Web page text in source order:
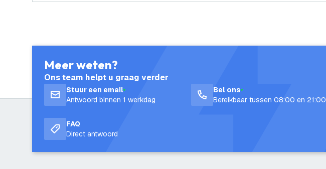
Meer weten?
Ons team helpt u graag verder
Stuur een email
Antwoord binnen 1 werkdag
Bel ons
Bereikbaar tussen 08:00 en 21:00
FAQ
Direct antwoord